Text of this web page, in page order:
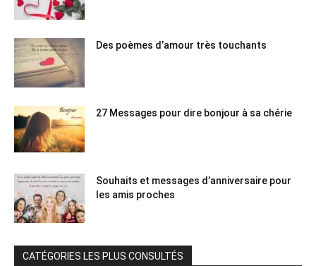
Des poèmes d’amour très touchants
27 Messages pour dire bonjour à sa chérie
Souhaits et messages d’anniversaire pour
les amis proches
CATÉGORIES LES PLUS CONSULTÉS